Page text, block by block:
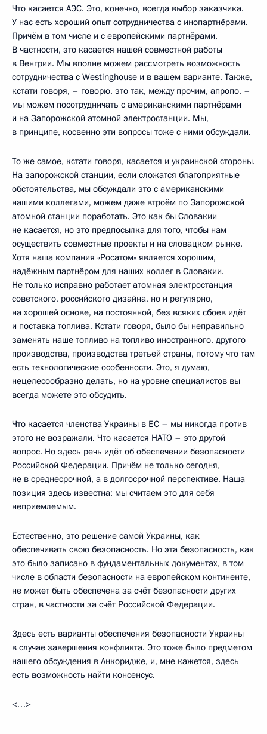
Что касается АЭС. Это, конечно, всегда выбор заказчика.
У нас есть хороший опыт сотрудничества с инопартнёрами.
Причём в том числе и с европейскими партнёрами.
В частности, это касается нашей совместной работы
в Венгрии. Мы вполне можем рассмотреть возможность
сотрудничества с Westinghouse и в вашем варианте. Также,
кстати говоря, – говорю, это так, между прочим, апропо, –
мы можем посотрудничать с американскими партнёрами
и на Запорожской атомной электростанции. Мы,
в принципе, косвенно эти вопросы тоже с ними обсуждали.
То же самое, кстати говоря, касается и украинской стороны.
На запорожской станции, если сложатся благоприятные
обстоятельства, мы обсуждали это с американскими
нашими коллегами, можем даже втроём по Запорожской
атомной станции поработать. Это как бы Словакии
не касается, но это предпосылка для того, чтобы нам
осуществить совместные проекты и на словацком рынке.
Хотя наша компания «Росатом» является хорошим,
надёжным партнёром для наших коллег в Словакии.
Не только исправно работает атомная электростанция
советского, российского дизайна, но и регулярно,
на хорошей основе, на постоянной, без всяких сбоев идёт
и поставка топлива. Кстати говоря, было бы неправильно
заменять наше топливо на топливо иностранного, другого
производства, производства третьей страны, потому что там
есть технологические особенности. Это, я думаю,
нецелесообразно делать, но на уровне специалистов вы
всегда можете это обсудить.
Что касается членства Украины в ЕС – мы никогда против
этого не возражали. Что касается НАТО – это другой
вопрос. Но здесь речь идёт об обеспечении безопасности
Российской Федерации. Причём не только сегодня,
не в среднесрочной, а в долгосрочной перспективе. Наша
позиция здесь известна: мы считаем это для себя
неприемлемым.
Естественно, это решение самой Украины, как
обеспечивать свою безопасность. Но эта безопасность, как
это было записано в фундаментальных документах, в том
числе в области безопасности на европейском континенте,
не может быть обеспечена за счёт безопасности других
стран, в частности за счёт Российской Федерации.
Здесь есть варианты обеспечения безопасности Украины
в случае завершения конфликта. Это тоже было предметом
нашего обсуждения в Анкоридже, и, мне кажется, здесь
есть возможность найти консенсус.
<…>